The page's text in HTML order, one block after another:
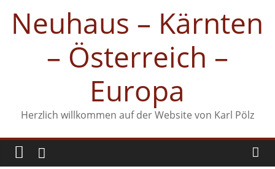
Inhalt
springen
Neuhaus – Kärnten
– Österreich –
Europa
Herzlich willkommen auf der Website von Karl Pölz